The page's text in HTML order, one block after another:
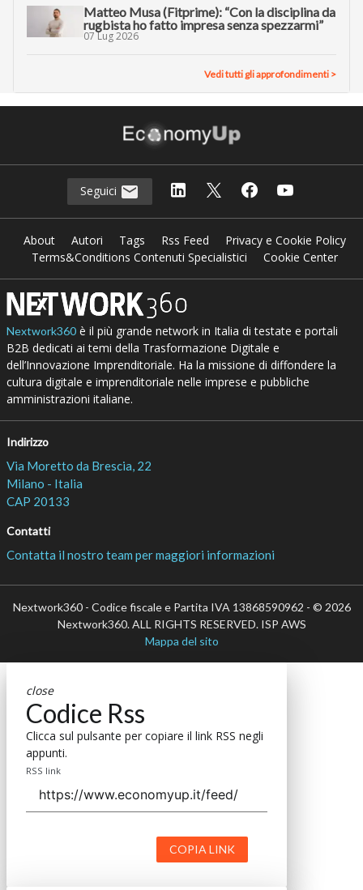
Matteo Musa (Fitprime): “Con la disciplina da
rugbista ho fatto impresa senza spezzarmi”
07 Lug 2026
Vedi tutti gli approfondimenti >
Seguici
About Autori Tags Rss Feed
Privacy e Cookie Policy
Terms&Conditions Contenuti Specialistici
Cookie Center
Nextwork360è il più grande network in Italia di testate e portali
B2B dedicati ai temi della Trasformazione Digitale e
dell’Innovazione Imprenditoriale. Ha la missione di diffondere la
cultura digitale e imprenditoriale nelle imprese e pubbliche
amministrazioni italiane.
Indirizzo
Via Moretto da Brescia, 22
Milano - Italia
CAP 20133
Contatti
Contatta il nostro team per maggiori informazioni
Nextwork360 - Codice fiscale e Partita IVA 13868590962 - © 2026
Nextwork360. ALL RIGHTS RESERVED. ISP AWS
Mappa del sito
close
Codice Rss
Clicca sul pulsante per copiare il link RSS negli
appunti.
RSS link
COPIA LINK